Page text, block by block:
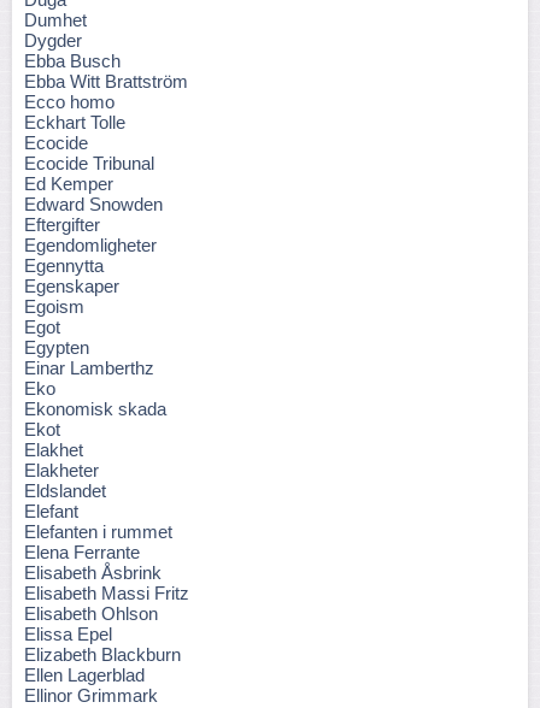
Dumhet
Dygder
Ebba Busch
Ebba Witt Brattström
Ecco homo
Eckhart Tolle
Ecocide
Ecocide Tribunal
Ed Kemper
Edward Snowden
Eftergifter
Egendomligheter
Egennytta
Egenskaper
Egoism
Egot
Egypten
Einar Lamberthz
Eko
Ekonomisk skada
Ekot
Elakhet
Elakheter
Eldslandet
Elefant
Elefanten i rummet
Elena Ferrante
Elisabeth Åsbrink
Elisabeth Massi Fritz
Elisabeth Ohlson
Elissa Epel
Elizabeth Blackburn
Ellen Lagerblad
Ellinor Grimmark